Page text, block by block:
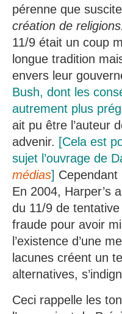
pérenne que
création de religions.
11/9 était un coup
longue tradition
envers leur
Bush, dont les
autrement plus
ait pu être l’auteur
advenir. [Cela est
sujet l’ouvrage de
médias] Cependant
En 2004, Harper’s
du 11/9 de
fraude pour avoir
l’existence d’une
lacunes créent un
alternatives,
Ceci rappelle les